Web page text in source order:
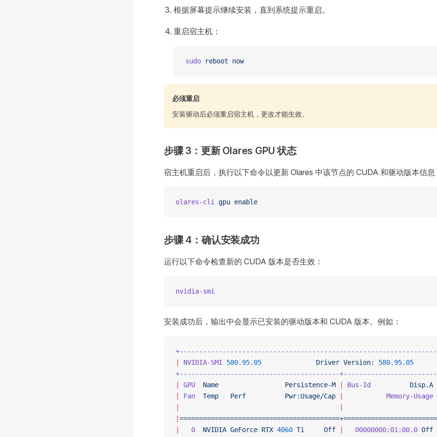
根据屏幕提示继续安装，直到系统提示重启。
重启宿主机：
sudo reboot now
必须重启
安装驱动后必须重启宿主机，更改才能生效。
步骤 3：更新 Olares GPU 状态
宿主机重启后，执行以下命令以更新 Olares 中该节点的 CUDA 和驱动版本信息
olares-cli gpu enable
步骤 4：确认安装成功
运行以下命令检查新的 CUDA 版本是否生效：
nvidia-smi
安装成功后，输出中会显示已安装的驱动版本和 CUDA 版本。例如：
NVIDIA-SMI 580.95.05
              Driver
Version: 580.95.05
+-----------------------------------------+------------------------
GPU
  Name
                 Persistence-M
Bus-Id
          Disp.A
Fan
  Temp
   Perf
          Pwr:Usage/Cap
           Memory-Usage
   0
  NVIDIA
GeForce RTX 4060 Ti
     Off
   00000000:01:00.0
Off